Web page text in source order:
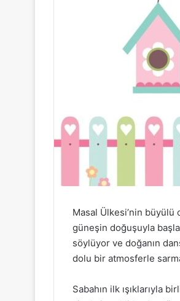
Masal Ülkesi’nin büyülü
güneşin doğuşuyla
söylüyor ve doğanın
dolu bir atmosferle
Sabahın ilk ışıklarıyla